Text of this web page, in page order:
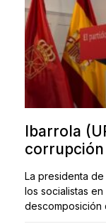
Ibarrola
corrupción
La presidenta
los socialistas
descomposición